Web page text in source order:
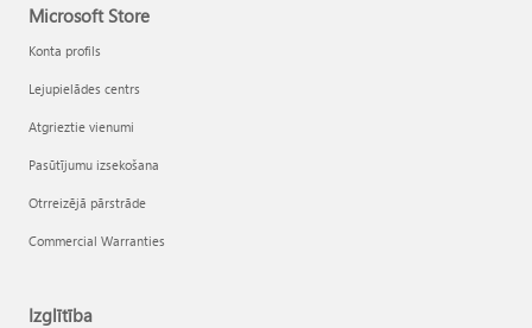
Microsoft Store
Konta profils
Lejupielādes centrs
Atgrieztie vienumi
Pasūtījumu izsekošana
Otrreizējā pārstrāde
Commercial Warranties
Izglītība